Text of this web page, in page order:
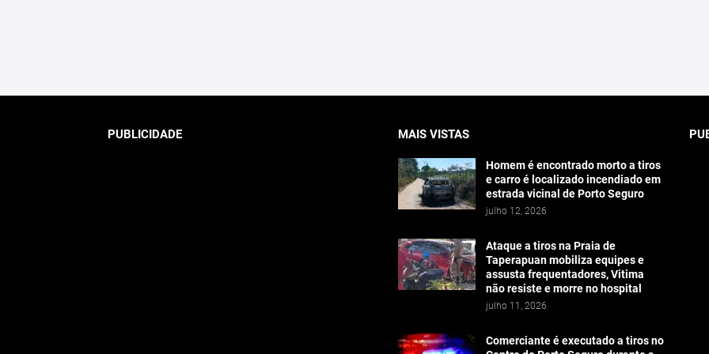
PUBLICIDADE MAIS VISTAS
Homem é encontrado morto a tiros
e carro é localizado incendiado em
estrada vicinal de Porto Seguro
julho 12, 2026
Ataque a tiros na Praia de
Taperapuan mobiliza equipes e
assusta frequentadores, Vitima
não resiste e morre no hospital
julho 11, 2026
Comerciante é executado a tiros no